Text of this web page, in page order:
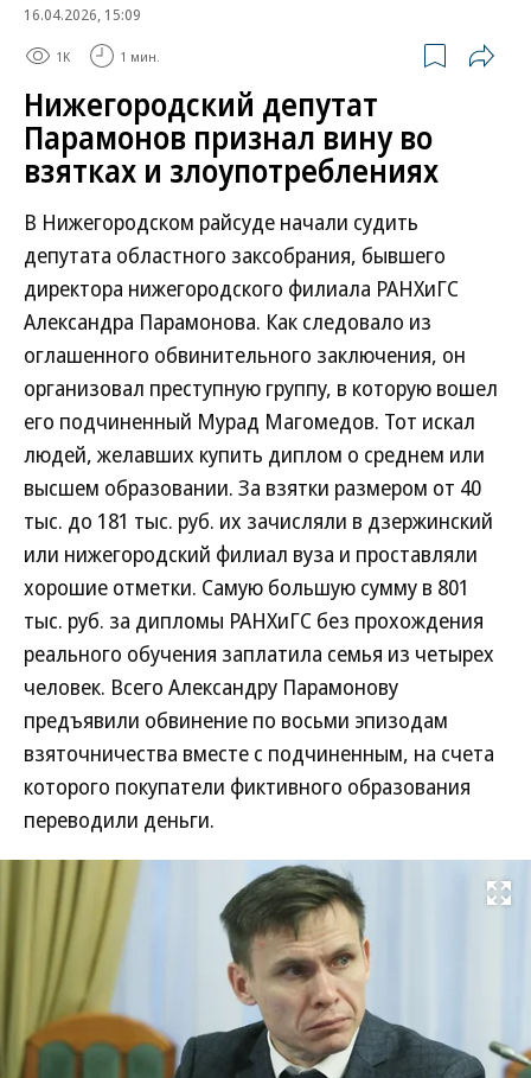
16.04.2026, 15:09
1K 1 мин.
Нижегородский депутат
Парамонов признал вину во
взятках и злоупотреблениях
В Нижегородском райсуде начали судить
депутата областного заксобрания, бывшего
директора нижегородского филиала РАНХиГС
Александра Парамонова. Как следовало из
оглашенного обвинительного заключения, он
организовал преступную группу, в которую вошел
его подчиненный Мурад Магомедов. Тот искал
людей, желавших купить диплом о среднем или
высшем образовании. За взятки размером от 40
тыс. до 181 тыс. руб. их зачисляли в дзержинский
или нижегородский филиал вуза и проставляли
хорошие отметки. Самую большую сумму в 801
тыс. руб. за дипломы РАНХиГС без прохождения
реального обучения заплатила семья из четырех
человек. Всего Александру Парамонову
предъявили обвинение по восьми эпизодам
взяточничества вместе с подчиненным, на счета
которого покупатели фиктивного образования
переводили деньги.
Развернуть